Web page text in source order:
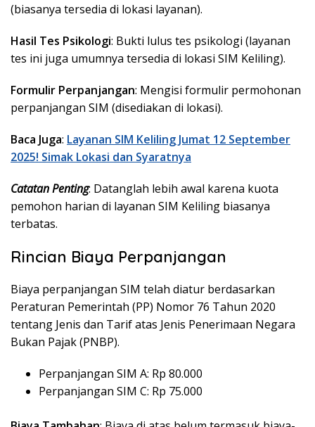
(biasanya tersedia di lokasi layanan).
Hasil Tes Psikologi: Bukti lulus tes psikologi (layanan
tes ini juga umumnya tersedia di lokasi SIM Keliling).
Formulir Perpanjangan: Mengisi formulir permohonan
perpanjangan SIM (disediakan di lokasi).
Baca Juga: Layanan SIM Keliling Jumat 12 September
2025! Simak Lokasi dan Syaratnya
Catatan Penting: Datanglah lebih awal karena kuota
pemohon harian di layanan SIM Keliling biasanya
terbatas.
Rincian Biaya Perpanjangan
Biaya perpanjangan SIM telah diatur berdasarkan
Peraturan Pemerintah (PP) Nomor 76 Tahun 2020
tentang Jenis dan Tarif atas Jenis Penerimaan Negara
Bukan Pajak (PNBP).
Perpanjangan SIM A: Rp 80.000
Perpanjangan SIM C: Rp 75.000